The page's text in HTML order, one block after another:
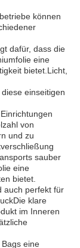
können
dafür, dass die
eine
bietet.Licht,
einseitigen
von
und zu
sauber
eine
bietet.
auch perfekt für
klare
im Inneren
eine